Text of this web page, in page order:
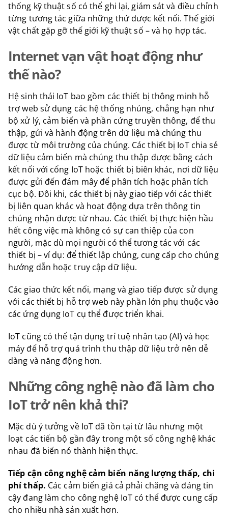
thống kỹ thuật số có thể ghi lại, giám sát và điều chỉnh
từng tương tác giữa những thứ được kết nối. Thế giới
vật chất gặp gỡ thế giới kỹ thuật số – và họ hợp tác.
Internet vạn vật hoạt động như
thế nào?
Hệ sinh thái IoT bao gồm các thiết bị thông minh hỗ
trợ web sử dụng các hệ thống nhúng, chẳng hạn như
bộ xử lý, cảm biến và phần cứng truyền thông, để thu
thập, gửi và hành động trên dữ liệu mà chúng thu
được từ môi trường của chúng. Các thiết bị IoT chia sẻ
dữ liệu cảm biến mà chúng thu thập được bằng cách
kết nối với cổng IoT hoặc thiết bị biên khác, nơi dữ liệu
được gửi đến đám mây để phân tích hoặc phân tích
cục bộ. Đôi khi, các thiết bị này giao tiếp với các thiết
bị liên quan khác và hoạt động dựa trên thông tin
chúng nhận được từ nhau. Các thiết bị thực hiện hầu
hết công việc mà không có sự can thiệp của con
người, mặc dù mọi người có thể tương tác với các
thiết bị – ví dụ: để thiết lập chúng, cung cấp cho chúng
hướng dẫn hoặc truy cập dữ liệu.
Các giao thức kết nối, mạng và giao tiếp được sử dụng
với các thiết bị hỗ trợ web này phần lớn phụ thuộc vào
các ứng dụng IoT cụ thể được triển khai.
IoT cũng có thể tận dụng trí tuệ nhân tạo (AI) và học
máy để hỗ trợ quá trình thu thập dữ liệu trở nên dễ
dàng và năng động hơn.
Những công nghệ nào đã làm cho
IoT trở nên khả thi?
Mặc dù ý tưởng về IoT đã tồn tại từ lâu nhưng một
loạt các tiến bộ gần đây trong một số công nghệ khác
nhau đã biến nó thành hiện thực.
Tiếp cận công nghệ cảm biến năng lượng thấp, chi
phí thấp. Các cảm biến giá cả phải chăng và đáng tin
cậy đang làm cho công nghệ IoT có thể được cung cấp
cho nhiều nhà sản xuất hơn.